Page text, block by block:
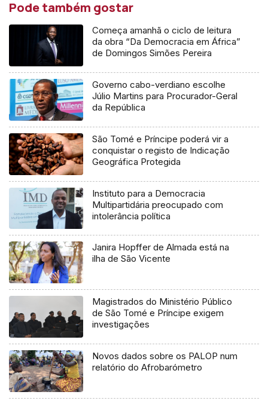
Pode também gostar
Começa amanhã o ciclo de leitura
da obra “Da Democracia em África”
de Domingos Simões Pereira
Governo cabo-verdiano escolhe
Júlio Martins para Procurador-Geral
da República
São Tomé e Príncipe poderá vir a
conquistar o registo de Indicação
Geográfica Protegida
Instituto para a Democracia
Multipartidária preocupado com
intolerância política
Janira Hopffer de Almada está na
ilha de São Vicente
Magistrados do Ministério Público
de São Tomé e Príncipe exigem
investigações
Novos dados sobre os PALOP num
relatório do Afrobarómetro